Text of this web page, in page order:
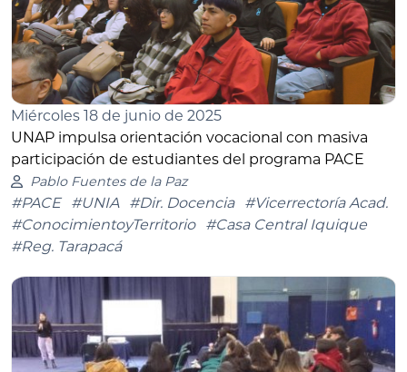
Miércoles 18 de junio de 2025
UNAP impulsa orientación vocacional con masiva
participación de estudiantes del programa PACE
Pablo Fuentes de la Paz
#PACE #UNIA #Dir. Docencia
#Vicerrectoría Acad.
#ConocimientoyTerritorio
#Casa Central Iquique
#Reg. Tarapacá